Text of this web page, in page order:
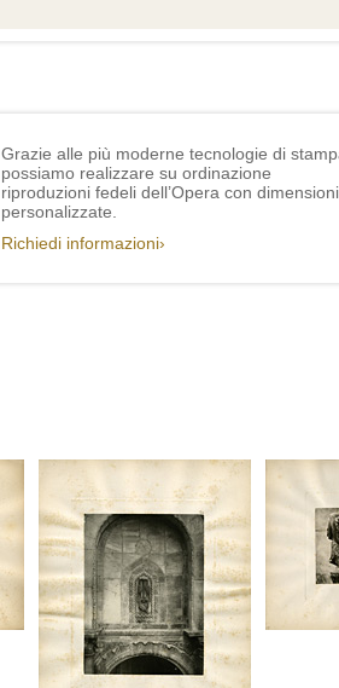
Grazie alle più moderne tecnologie di
possiamo realizzare su ordinazione
riproduzioni fedeli dell’Opera con dimensioni
personalizzate.
Richiedi informazioni›